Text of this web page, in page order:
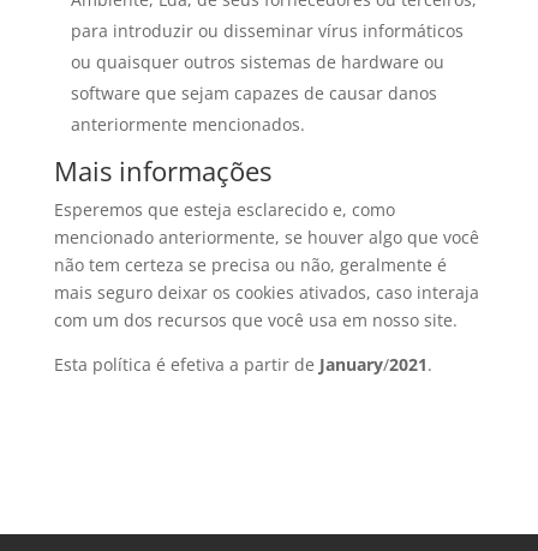
para introduzir ou disseminar vírus informáticos
ou quaisquer outros sistemas de hardware ou
software que sejam capazes de causar danos
anteriormente mencionados.
Mais informações
Esperemos que esteja esclarecido e, como
mencionado anteriormente, se houver algo que você
não tem certeza se precisa ou não, geralmente é
mais seguro deixar os cookies ativados, caso interaja
com um dos recursos que você usa em nosso site.
Esta política é efetiva a partir de January/2021.